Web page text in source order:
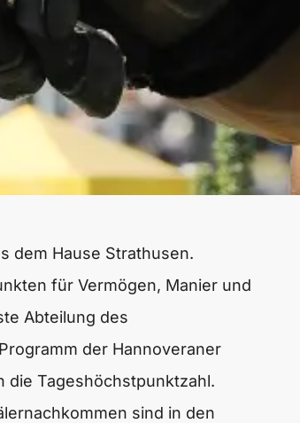
dem Hause Strathusen.
für Vermögen, Manier und
Abteilung des
der Hannoveraner
die Tageshöchstpunktzahl.
sind in den